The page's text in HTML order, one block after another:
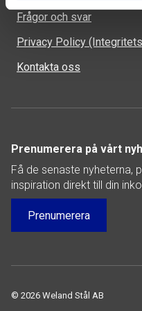
Frågor och svar
Privacy Policy
Kontakta oss
Prenumerera på vårt
Få de senaste nyheterna,
inspiration direkt till din
Prenumerera
© 2026 Weland Stål AB